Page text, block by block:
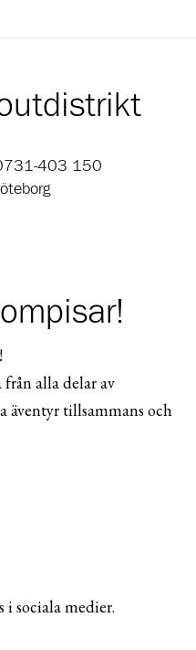
403 150
alla delar av
äventyr tillsammans och
i sociala medier.